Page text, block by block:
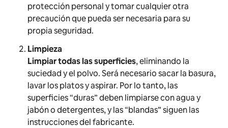
protección personal y tomar cualquier otra
precaución que pueda ser necesaria para su
propia seguridad.
Limpieza
Limpiar todas las superficies, eliminando la
suciedad y el polvo. Será necesario sacar la basura,
lavar los platos y aspirar. Por lo tanto, las
superficies “duras” deben limpiarse con agua y
jabón o detergentes, y las “blandas” siguen las
instrucciones del fabricante.